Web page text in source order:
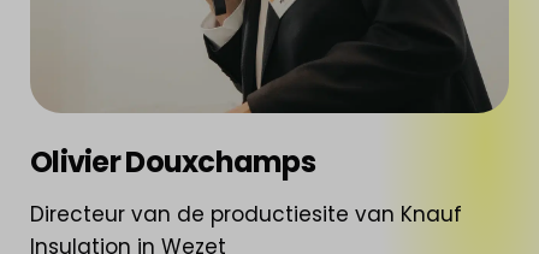
Olivier Douxchamps
Directeur van de productiesite van Knauf
Insulation in Wezet